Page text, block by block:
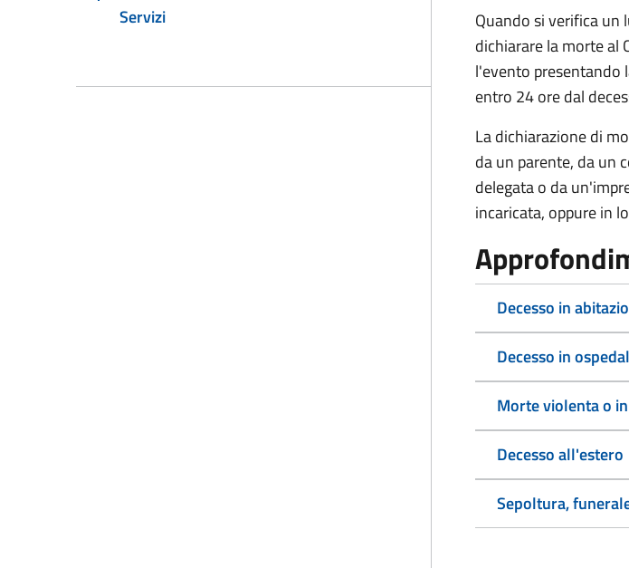
Servizi
Quando si verifica un
dichiarare la morte al
l'evento presentando
entro 24 ore dal
La dichiarazione di
da un parente, da un
delegata o da
incaricata, oppure in
Decesso in
Decesso in
Morte violenta o
Decesso all'estero
Sepoltura,